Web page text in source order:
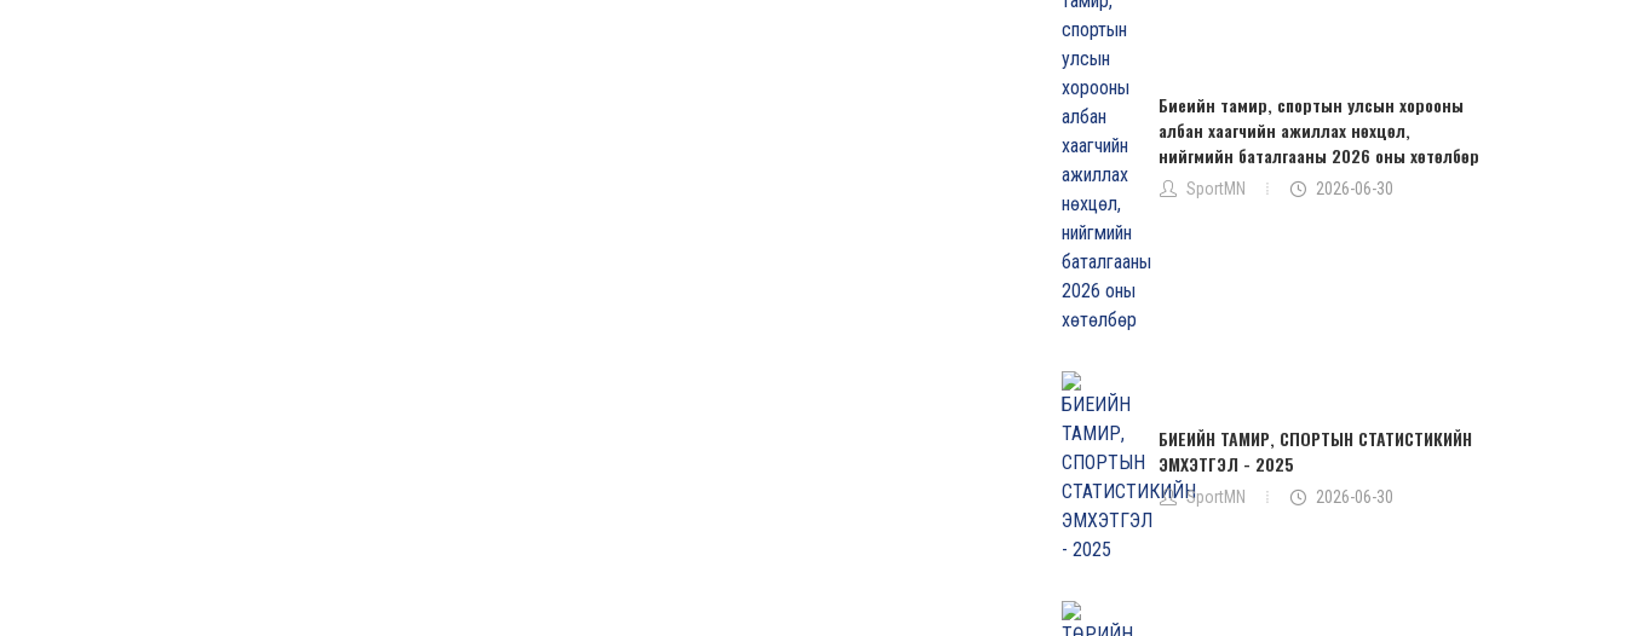
Биеийн тамир, спортын улсын хорооны
албан хаагчийн ажиллах нөхцөл,
нийгмийн баталгааны 2026 оны хөтөлбөр
SportMN 2026-06-30
БИЕИЙН ТАМИР, СПОРТЫН СТАТИСТИКИЙН
ЭМХЭТГЭЛ - 2025
SportMN 2026-06-30